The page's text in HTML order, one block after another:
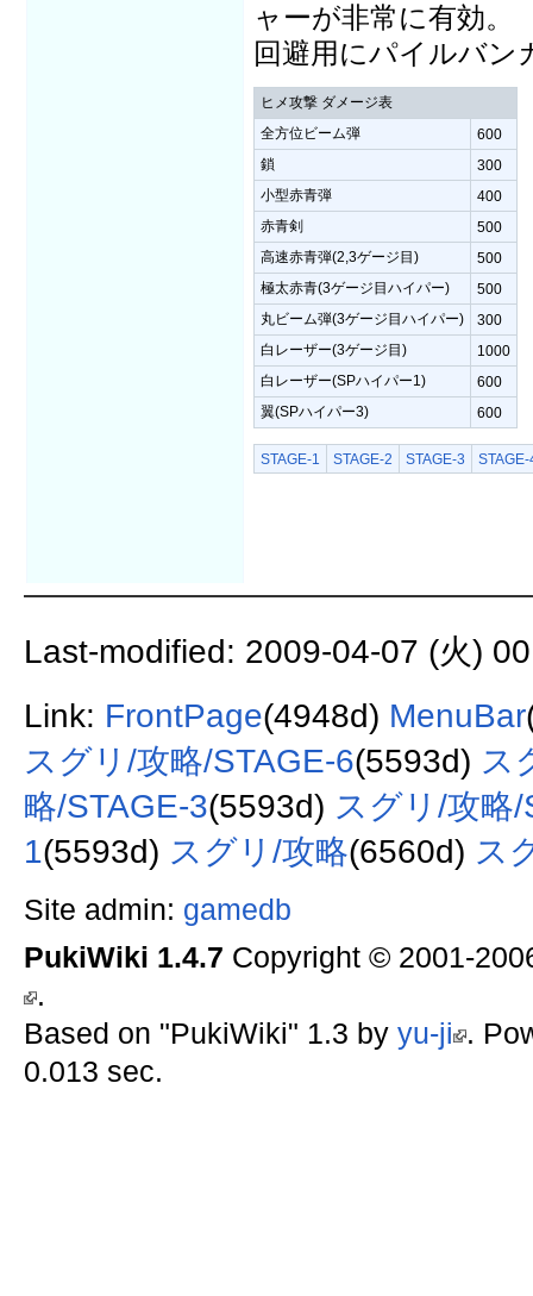
ャーが非常に有効。
回避用にパイルバン
ヒメ攻撃 ダメージ表
全方位ビーム弾
600
鎖
300
小型赤青弾
400
赤青剣
500
高速赤青弾(2,3ゲージ目)
500
極太赤青(3ゲージ目ハイパー)
500
丸ビーム弾(3ゲージ目ハイパー)
300
白レーザー(3ゲージ目)
1000
白レーザー(SPハイパー1)
600
翼(SPハイパー3)
600
STAGE-1 STAGE-2 STAGE-3 STAGE-
Last-modified: 2009-04-07 (火)
Link: FrontPage(4948d) MenuBar
スグリ/攻略/STAGE-6(5593d) ス
略/STAGE-3(5593d) スグリ/攻略/
1(5593d) スグリ/攻略(6560d) ス
Site admin: gamedb
PukiWiki 1.4.7 Copyright © 2001-
.
Based on "PukiWiki" 1.3 by yu-ji .
0.013 sec.